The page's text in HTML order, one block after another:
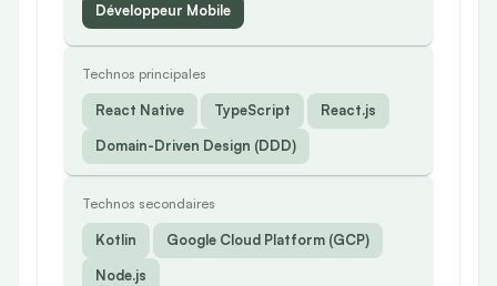
Développeur Mobile
Technos principales
React Native TypeScript
React.js
Domain-Driven Design (DDD)
Technos secondaires
Kotlin
Google Cloud Platform (GCP)
Node.js